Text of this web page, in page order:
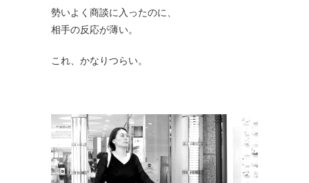
勢いよく商談に入ったのに、
相手の反応が薄い。
これ、かなりつらい。